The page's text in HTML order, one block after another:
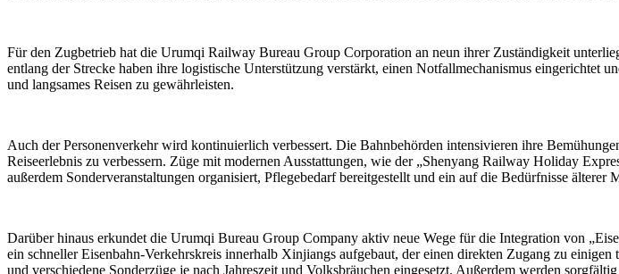
Für den Zugbetrieb hat die Urumqi Railway Bureau Group Corporation an neun ihrer Zuständigkeit
entlang der Strecke haben ihre logistische Unterstützung verstärkt, einen Notfallmechanismus eingerichtet
und langsames Reisen zu gewährleisten.
Auch der Personenverkehr wird kontinuierlich verbessert. Die Bahnbehörden intensivieren ihre
Reiseerlebnis zu verbessern. Züge mit modernen Ausstattungen, wie der „Shenyang Railway Holiday
außerdem Sonderveranstaltungen organisiert, Pflegebedarf bereitgestellt und ein auf die Bedürfnisse älterer
Darüber hinaus erkundet die Urumqi Bureau Group Company aktiv neue Wege für die Integration von
ein schneller Eisenbahn-Verkehrskreis innerhalb Xinjiangs aufgebaut, der einen direkten Zugang zu
und verschiedene Sonderzüge je nach Jahreszeit und Volksbräuchen eingesetzt. Außerdem werden